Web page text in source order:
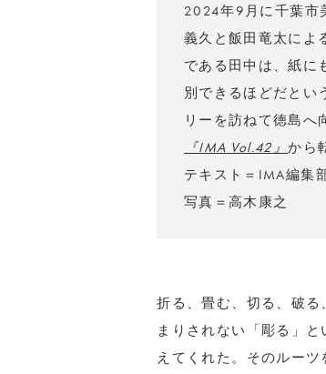
2024年9月に千葉市
義久と飯田竜太によ
である田中は、紙に
別できるほどだとい
リーを訪ねて徳島へ
『IMA Vol.42』から
テキスト＝IMA編集
写真＝高木康之
折る、畳む、切る、破
まりされない「彫る」
えてくれた。そのルー